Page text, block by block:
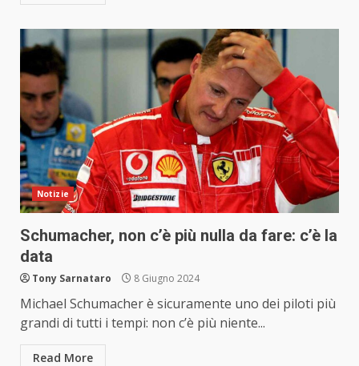
Notizie
Schumacher, non c’è più nulla da fare: c’è la
data
Tony Sarnataro 8 Giugno 2024
Michael Schumacher è sicuramente uno dei piloti più
grandi di tutti i tempi: non c’è più niente...
Read More